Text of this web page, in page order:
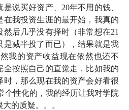
说买好资产、20年不用的钱、
在我投资生涯的最开始，我真的
然后几乎没有择时（非常想在21
是减半投了而已），结果就是我
我的资产收益现在依然也还不
全按照自己的直觉走，比如我的
时，那么现在我的资产会好看很
个性化的，我的经历让我对学院
的质疑。。。